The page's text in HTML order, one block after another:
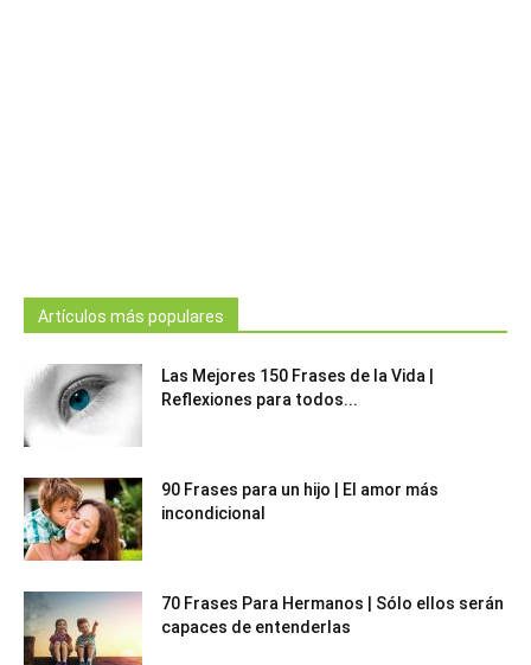
Artículos más populares
Las Mejores 150 Frases de la Vida |
Reflexiones para todos...
90 Frases para un hijo | El amor más
incondicional
70 Frases Para Hermanos | Sólo ellos serán
capaces de entenderlas